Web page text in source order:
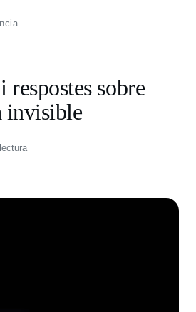
respostes sobre
invisible